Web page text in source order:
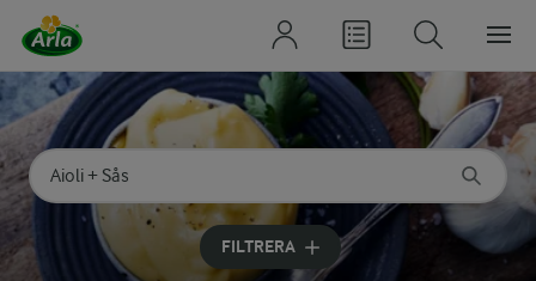
Sök på kategori eller ingrediens
Skriv in sökord för att få förslag
FILTRERA